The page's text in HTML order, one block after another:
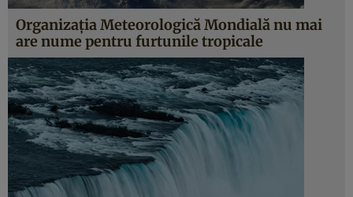
Organizaţia Meteorologică Mondială nu mai
are nume pentru furtunile tropicale